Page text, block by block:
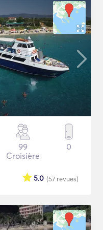
99
Croisière
0
(57 revues)
5.0